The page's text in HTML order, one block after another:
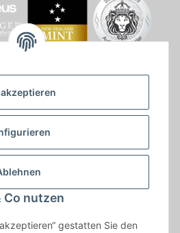
Co nutzen
gestatten Sie den
Zahlungseingang und innerhalb